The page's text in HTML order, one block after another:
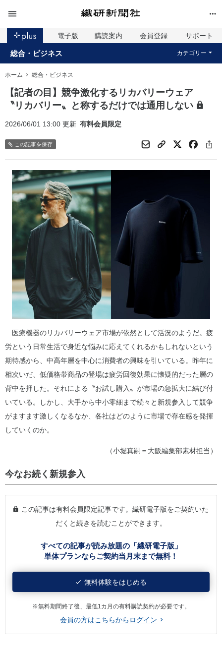
電子版 購読案内 会員登録 サポート
総合・ビジネス カテゴリー
ホーム 総合・ビジネス
【記者の目】競争激化するリカバリーウェア
〝リカバリー〟と称するだけでは通用しない
2026/06/01 13:00 更新 有料会員限定
この記事を保存
医療機器のリカバリーウェア市場が依然として活況のようだ。疲
労という日常生活で身近な悩みに応えてくれるかもしれないという
期待感から、中高年層を中心に消費者の興味を引いている。昨年に
相次いだ、低価格帯商品の登場は疲労回復効果に懐疑的だった層の
背中を押した。それによる〝お試し購入〟が市場の急拡大に結び付
いている。しかし、大手から中小零細まで続々と新規参入して競争
がますます激しくなるなか、各社はどのように市場で存在感を発揮
していくのか。
（小堀真嗣＝大阪編集部素材担当）
今なお続く新規参入
この記事は有料会員限定記事です。繊研電子版をご契約いた
だくと続きを読むことができます。
すべての記事が読み放題の「繊研電子版」
単体プランならご契約当月末まで無料！
無料体験をはじめる
※無料期間終了後、最低1カ月の有料購読契約が必要です。
会員の方はこちらからログイン